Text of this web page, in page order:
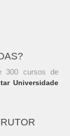
300 cursos de
Universidade